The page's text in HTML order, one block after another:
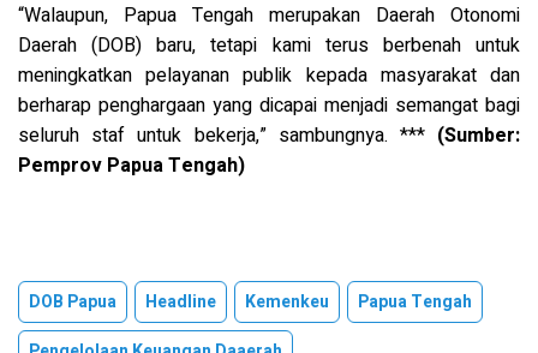
“Walaupun, Papua Tengah merupakan Daerah Otonomi
Daerah (DOB) baru, tetapi kami terus berbenah untuk
meningkatkan pelayanan publik kepada masyarakat dan
berharap penghargaan yang dicapai menjadi semangat bagi
seluruh staf untuk bekerja,” sambungnya. *** (Sumber:
Pemprov Papua Tengah)
DOB Papua Headline Kemenkeu
Papua Tengah